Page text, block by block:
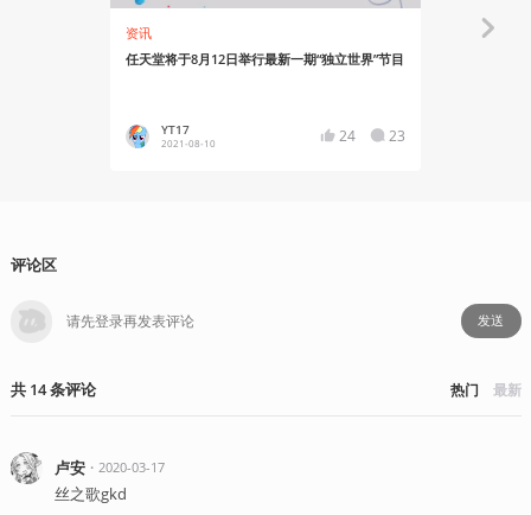
资讯
任天堂将于8月12日举行最新一期“独立世界”节目
YT17
2021-08-10 24 23
评论区
发送
共 14条评论 热门 最新
卢安・ 2020-03-17
丝之歌gkd